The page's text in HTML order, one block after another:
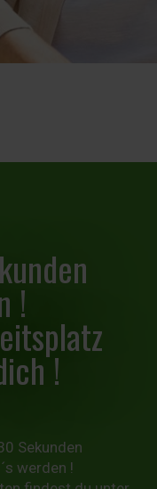
!
!
Sekunden
werden !